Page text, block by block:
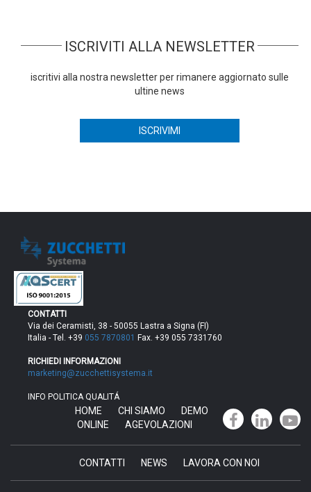
ISCRIVITI ALLA NEWSLETTER
iscritivi alla nostra newsletter per rimanere aggiornato sulle
ultine news
CONTATTI
Via dei Ceramisti, 38 - 50055 Lastra a Signa (FI)
Italia - Tel. +39 055 7870801 Fax. +39 055 7331760
RICHIEDI INFORMAZIONI
marketing@zucchettisystema.it
INFO POLITICA QUALITÁ
HOME CHI SIAMO
DEMO
ONLINE
AGEVOLAZIONI
CONTATTI NEWS LAVORA CON NOI